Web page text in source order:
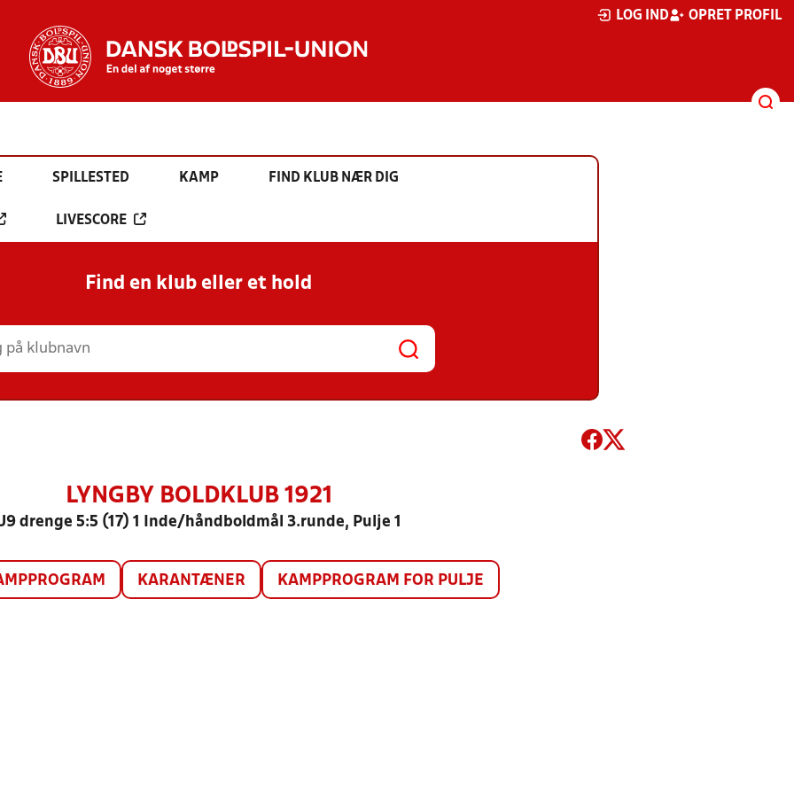
LOG IND OPRET PROFIL
SPILLESTED KAMP FIND KLUB NÆR DIG
LIVESCORE
Find en klub eller et hold
LYNGBY BOLDKLUB 1921
drenge 5:5 (17) 1 Inde/håndboldmål 3.runde, Pulje 1
KARANTÆNER KAMPPROGRAM FOR PULJE